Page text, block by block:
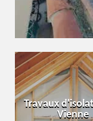
Travaux
Vienne